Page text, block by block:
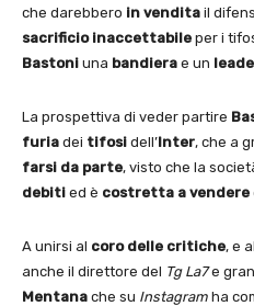
che darebbero in vendita il
sacrificio inaccettabile per i
Bastoni una bandiera e un
La prospettiva di veder partire
furia dei tifosi dell’Inter, che a
farsi da parte, visto che la
debiti ed è costretta a vendere
A unirsi al coro delle critiche, e
anche il direttore del Tg La7e
Mentana che su Instagram ha